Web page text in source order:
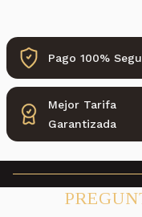
Pago 100%
Mejor Tarifa
Garantizada